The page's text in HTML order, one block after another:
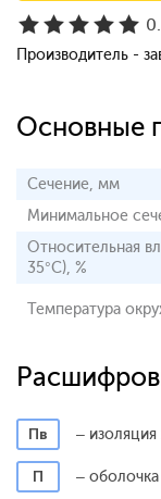
Производитель -
Основные
Сечение, мм
Минимальное
Относительная
35°С), %
Температура
Пв –
П –